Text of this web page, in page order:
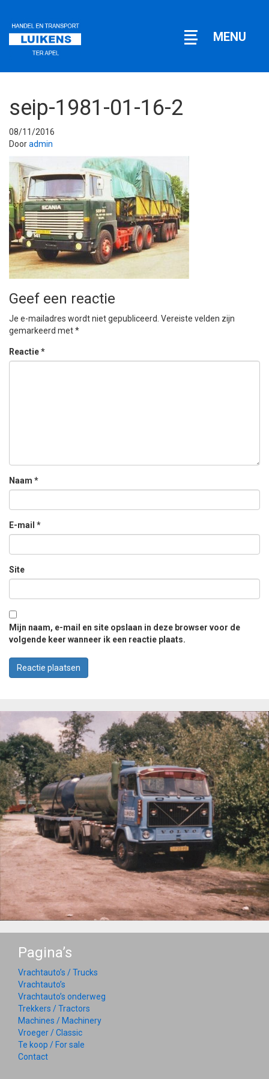
Open
MENU
seip-1981-01-16-2
08/11/2016
Dooradmin
Geef een reactie
Je e-mailadres wordt niet gepubliceerd. Vereiste velden zijn
gemarkeerd met*
Reactie*
Naam *
E-mail *
Site
Mijn naam, e-mail en site opslaan in deze browser voor de
volgende keer wanneer ik een reactie plaats.
Pagina’s
Vrachtauto’s / Trucks
Vrachtauto’s
Vrachtauto’s onderweg
Trekkers / Tractors
Machines / Machinery
Vroeger / Classic
Te koop / For sale
Contact